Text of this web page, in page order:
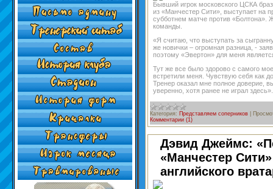
Бывший игрок московского ЦСКА
из «Манчестер Сити», выступает на
субботнем матче против «Болтона».
команды.
«Я считаю, что выступать за
же новички – огромная разница, -
поэтому «Эвертон» для меня
Тут же все было здорово с самого
встретили меня. Чувствую себя как
Тренер оказал мне полное доверие,
уверенно, хотя ранее не играл здесь».
Категория: Представляем соперников
Комментарии (1)
Дэвид Джеймс:
«Манчестер
английского